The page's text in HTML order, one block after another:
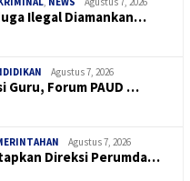
Ilegal Diamankan…
Agustus 7, 2026
Guru, Forum PAUD …
Agustus 7, 2026
Direksi Perumda…